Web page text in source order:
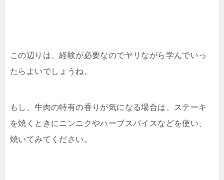
この辺りは、経験が必要なのでヤリながら学んでいっ
たらよいでしょうね。
もし、牛肉の特有の香りが気になる場合は、ステーキ
を焼くときにニンニクやハーブスパイスなどを使い、
焼いてみてください。